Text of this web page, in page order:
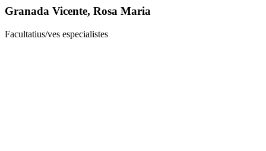
Granada Vicente, Rosa Maria
Facultatius/ves especialistes